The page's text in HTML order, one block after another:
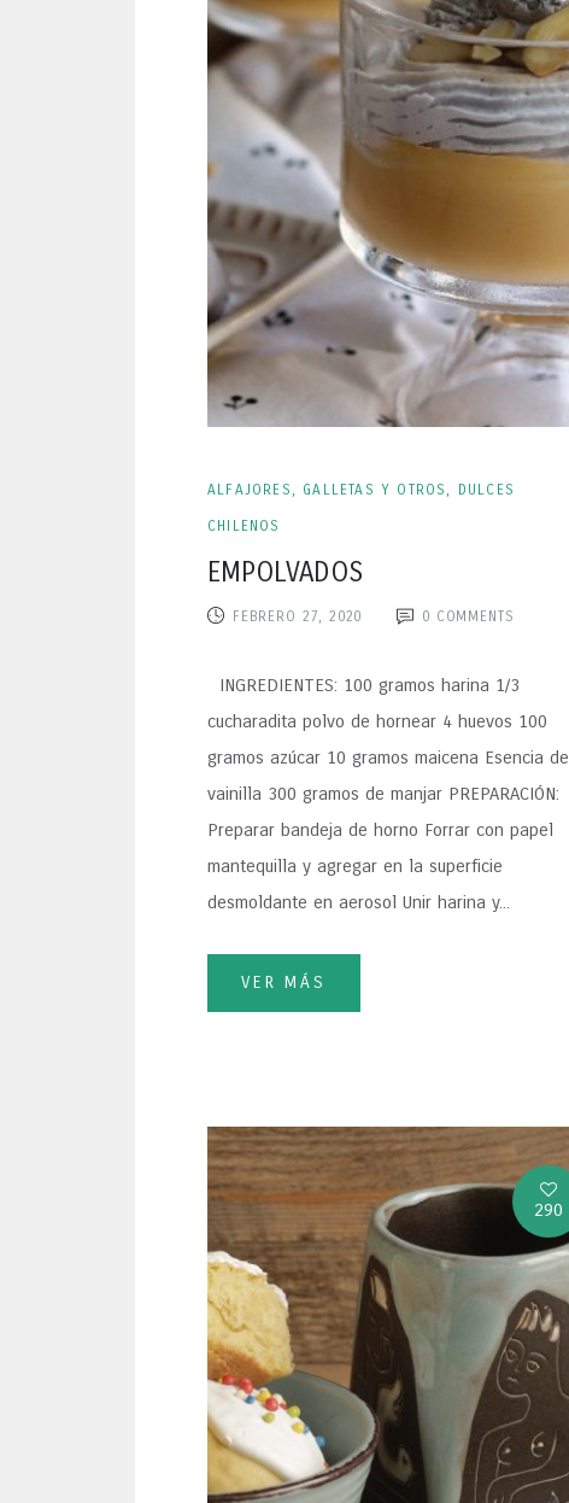
ALFAJORES, GALLETAS Y OTROS , DULCES
CHILENOS
EMPOLVADOS
FEBRERO 27, 2020 0 COMMENTS
INGREDIENTES: 100 gramos harina 1/3
cucharadita polvo de hornear 4 huevos 100
gramos azúcar 10 gramos maicena Esencia de
vainilla 300 gramos de manjar PREPARACIÓN:
Preparar bandeja de horno Forrar con papel
mantequilla y agregar en la superficie
desmoldante en aerosol Unir harina y...
VER MÁS
290